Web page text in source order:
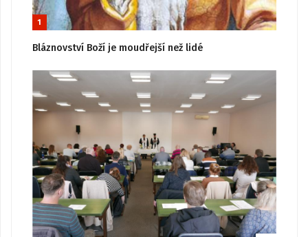
1
Bláznovství Boží je moudřejší než lidé